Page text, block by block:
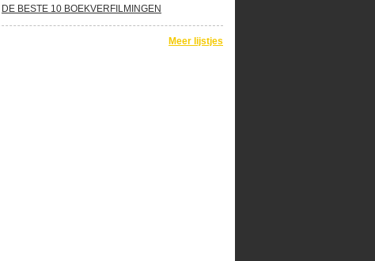
DE BESTE 10 BOEKVERFILMINGEN
Meer lijstjes